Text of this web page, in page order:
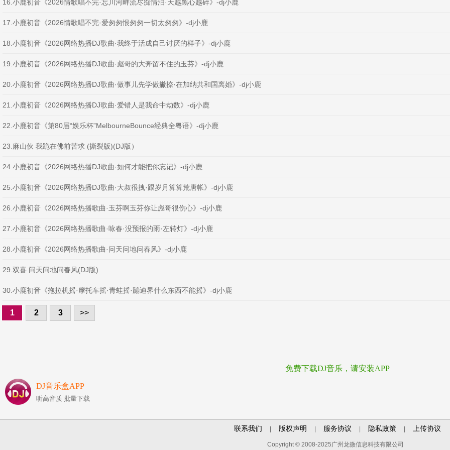
16.小鹿初音《2026情歌唱不完·忘川河畔流尽痴情泪·天越黑心越碎》-dj小鹿
17.小鹿初音《2026情歌唱不完·爱匆匆恨匆匆一切太匆匆》-dj小鹿
18.小鹿初音《2026网络热播DJ歌曲·我终于活成自己讨厌的样子》-dj小鹿
19.小鹿初音《2026网络热播DJ歌曲·彪哥的大奔留不住的玉芬》-dj小鹿
20.小鹿初音《2026网络热播DJ歌曲·做事儿先学做撇捺·在加纳共和国离婚》-dj小鹿
21.小鹿初音《2026网络热播DJ歌曲·爱错人是我命中劫数》-dj小鹿
22.小鹿初音《第80届“娱乐杯”MelbourneBounce经典全粤语》-dj小鹿
23.麻山伙 我跪在佛前苦求 (撕裂版)(DJ版）
24.小鹿初音《2026网络热播DJ歌曲·如何才能把你忘记》-dj小鹿
25.小鹿初音《2026网络热播DJ歌曲·大叔很拽·跟岁月算算荒唐帐》-dj小鹿
26.小鹿初音《2026网络热播歌曲·玉芬啊玉芬你让彪哥很伤心》-dj小鹿
27.小鹿初音《2026网络热播歌曲·咏春·没预报的雨·左转灯》-dj小鹿
28.小鹿初音《2026网络热播歌曲·问天问地问春风》-dj小鹿
29.双喜 问天问地问春风(DJ版)
30.小鹿初音《拖拉机摇·摩托车摇·青蛙摇·蹦迪界什么东西不能摇》-dj小鹿
1 2 3 >>
免费下载DJ音乐，请安装APP
DJ音乐盒APP
听高音质 批量下载
联系我们 版权声明 服务协议 隐私政策 上传协议
Copyright © 2008-2025广州龙微信息科技有限公司